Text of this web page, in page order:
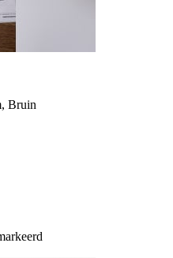
Bruin